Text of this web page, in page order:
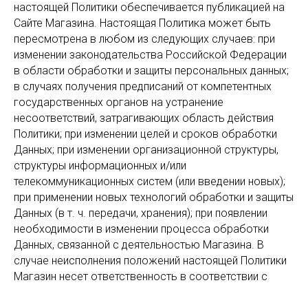
настоящей Политики обеспечивается публикацией на
Сайте Магазина. Настоящая Политика может быть
пересмотрена в любом из следующих случаев: при
изменении законодательства Российской Федерации
в области обработки и защиты персональных данных;
в случаях получения предписаний от компетентных
государственных органов на устранение
несоответствий, затрагивающих область действия
Политики; при изменении целей и сроков обработки
Данных; при изменении организационной структуры,
структуры информационных и/или
телекоммуникационных систем (или введении новых);
при применении новых технологий обработки и защиты
Данных (в т. ч. передачи, хранения); при появлении
необходимости в изменении процесса обработки
Данных, связанной с деятельностью Магазина. В
случае неисполнения положений настоящей Политики
Магазин несет ответственность в соответствии с